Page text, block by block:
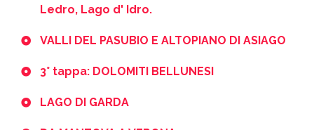
Ledro, Lago d' Idro.
VALLI DEL PASUBIO E ALTOPIANO DI ASIAGO
3° tappa: DOLOMITI BELLUNESI
LAGO DI GARDA